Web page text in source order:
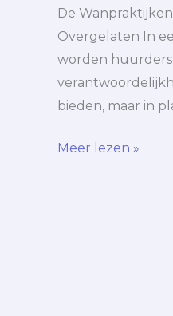
De
Overgelaten In
worden
bieden, maar in
Meer lezen »